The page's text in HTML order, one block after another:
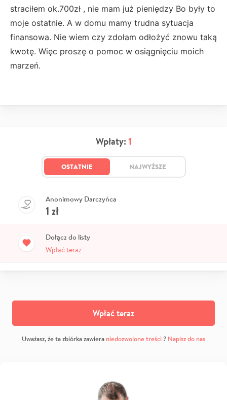
straciłem ok.700zł , nie mam już pieniędzy Bo były to
moje ostatnie. A w domu mamy trudna sytuacja
finansowa. Nie wiem czy zdołam odłożyć znowu taką
kwotę. Więc proszę o pomoc w osiągnięciu moich
marzeń.
Wpłaty: 1
OSTATNIE NAJWYŻSZE
Anonimowy Darczyńca
1 zł
Dołącz do listy
Wpłać teraz
Wpłać teraz
Uważasz, że ta zbiórka zawiera niedozwolone treści? Napisz do nas